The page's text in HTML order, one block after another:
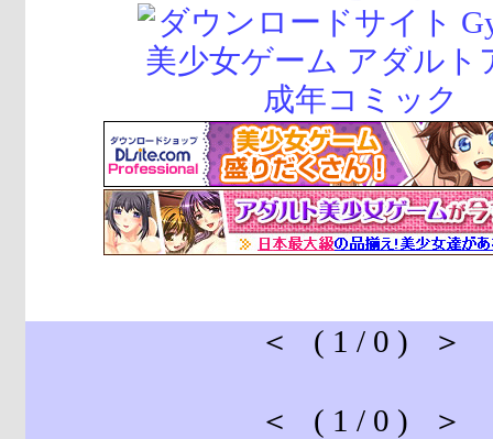
＜ ( 1 / 0 ) ＞
＜ ( 1 / 0 ) ＞